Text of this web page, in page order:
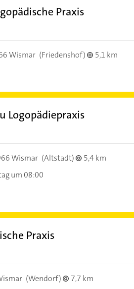
Praxis
Wismar (Friedenshof)
5,1 km
Logopädiepraxis
Wismar (Altstadt)
5,4 km
um 08:00
Praxis
(Wendorf)
7,7 km